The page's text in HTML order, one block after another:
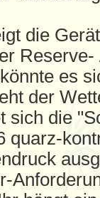
die
es
der
sich die
quarz-